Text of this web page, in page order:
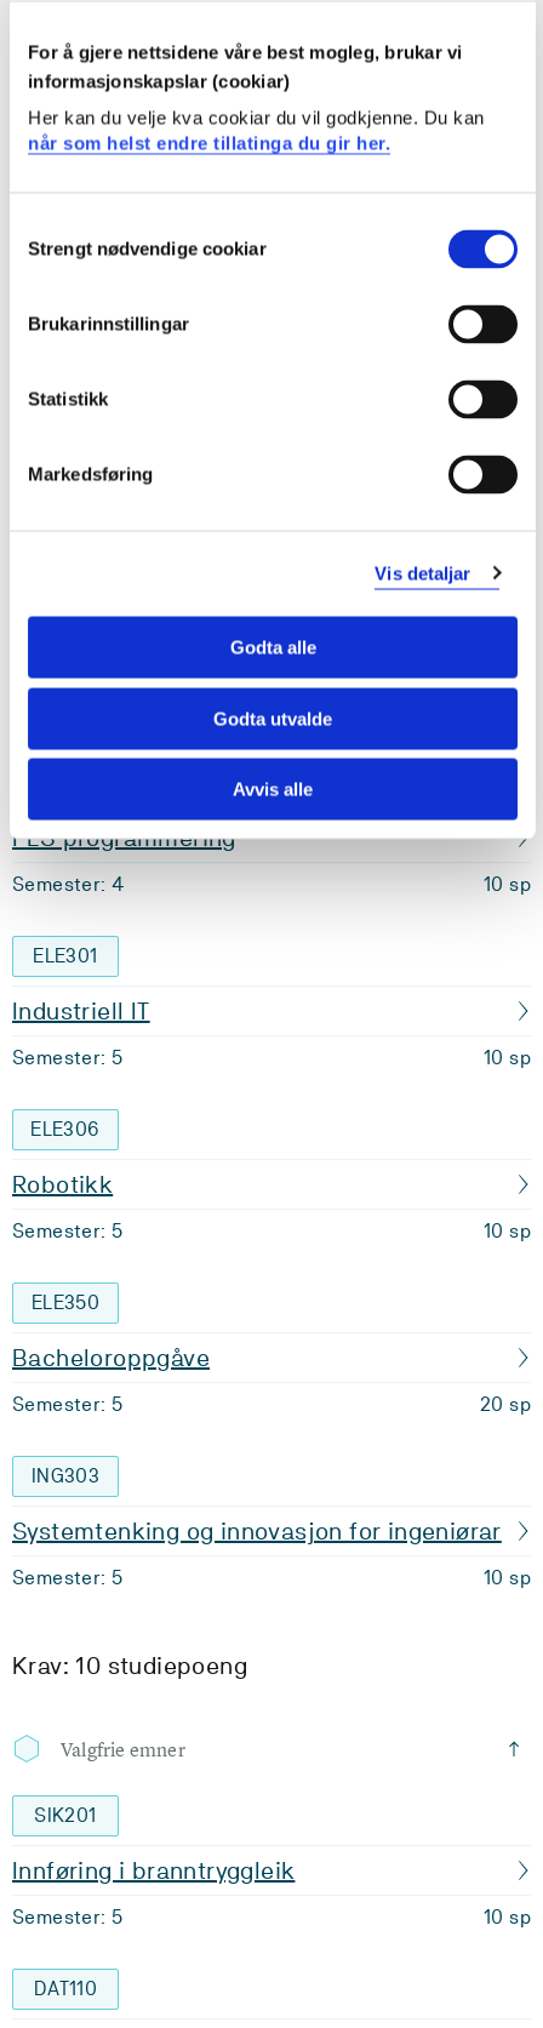
For å gjere nettsidene våre best mogleg, brukar vi
informasjonskapslar (cookiar)
Her kan du velje kva cookiar du vil godkjenne. Du kan
når som helst endre tillatinga du gir her.
Selection
Strengt nødvendige cookiar
Brukarinnstillingar
Statistikk
Markedsføring
Vis detaljar
Godta alle
Godta utvalde
Avvis alle
ELE205
Vidaregåande programmering
ING161
Kjemi for ingeniørar
Instrumentering
Reguleringsteknikk 2
PLS programmering
Semester: 4 10 sp
ELE301
Industriell IT
Semester: 5 10 sp
ELE306
Robotikk
Semester: 5 10 sp
ELE350
Bacheloroppgåve
Semester: 5 20 sp
ING303
Systemtenking og innovasjon for ingeniørar
Semester: 5 10 sp
Krav: 10 studiepoeng
Valgfrie emner
SIK201
Innføring i branntryggleik
Semester: 5 10 sp
DAT110